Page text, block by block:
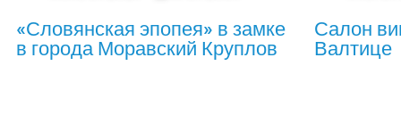
«Словянская эпопея» в замке
в города Моравский Круплов
Салон
Валтице